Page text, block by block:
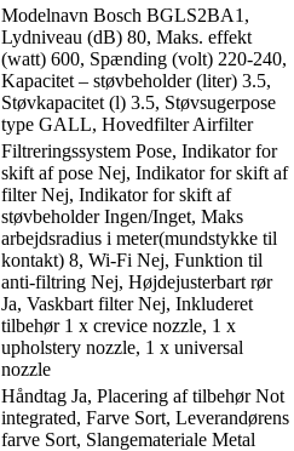
Modelnavn Bosch BGLS2BA1,
Lydniveau (dB) 80, Maks. effekt
(watt) 600, Spænding (volt) 220-240,
Kapacitet – støvbeholder (liter) 3.5,
Støvkapacitet (l) 3.5, Støvsugerpose
type GALL, Hovedfilter Airfilter
Filtreringssystem Pose, Indikator for
skift af pose Nej, Indikator for skift af
filter Nej, Indikator for skift af
støvbeholder Ingen/Inget, Maks
arbejdsradius i meter(mundstykke til
kontakt) 8, Wi-Fi Nej, Funktion til
anti-filtring Nej, Højdejusterbart rør
Ja, Vaskbart filter Nej, Inkluderet
tilbehør 1 x crevice nozzle, 1 x
upholstery nozzle, 1 x universal
nozzle
Håndtag Ja, Placering af tilbehør Not
integrated, Farve Sort, Leverandørens
farve Sort, Slangemateriale Metal